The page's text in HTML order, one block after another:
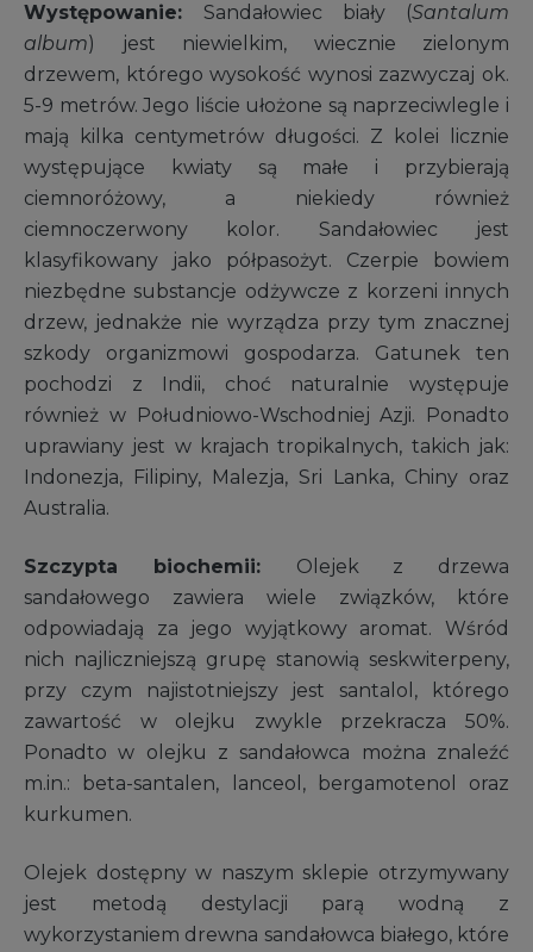
Występowanie: Sandałowiec biały (Santalum
album) jest niewielkim, wiecznie zielonym
drzewem, którego wysokość wynosi zazwyczaj ok.
5-9 metrów. Jego liście ułożone są naprzeciwlegle i
mają kilka centymetrów długości. Z kolei licznie
występujące kwiaty są małe i przybierają
ciemnoróżowy, a niekiedy również
ciemnoczerwony kolor. Sandałowiec jest
klasyfikowany jako półpasożyt. Czerpie bowiem
niezbędne substancje odżywcze z korzeni innych
drzew, jednakże nie wyrządza przy tym znacznej
szkody organizmowi gospodarza. Gatunek ten
pochodzi z Indii, choć naturalnie występuje
również w Południowo-Wschodniej Azji. Ponadto
uprawiany jest w krajach tropikalnych, takich jak:
Indonezja, Filipiny, Malezja, Sri Lanka, Chiny oraz
Australia.
Szczypta biochemii: Olejek z drzewa
sandałowego zawiera wiele związków, które
odpowiadają za jego wyjątkowy aromat. Wśród
nich najliczniejszą grupę stanowią seskwiterpeny,
przy czym najistotniejszy jest santalol, którego
zawartość w olejku zwykle przekracza 50%.
Ponadto w olejku z sandałowca można znaleźć
m.in.: beta-santalen, lanceol, bergamotenol oraz
kurkumen.
Olejek dostępny w naszym sklepie otrzymywany
jest metodą destylacji parą wodną z
wykorzystaniem drewna sandałowca białego, które